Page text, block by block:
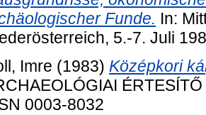
Funde. In:
5.-7. Juli
Imre (1983) Középkori
0003-8032